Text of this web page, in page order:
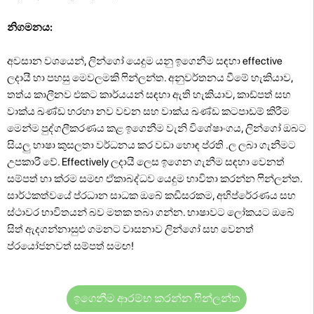
නිගමනය:
අවසාන වශයෙන්, ලින්ගෝ යෙදුම යනු ඉගෙනීම සඳහා effective
ලදායී හා පහසු මෙවලමකි ෆින්ලන්ත. අනුවර්තනය වීමේ හැකියාව,
තත්ය කාලීනව එකට කාර්යයන් සඳහා ඇති හැකියාව, කාඩ්පත් සහ
වාක්ය ඛණ්ඩ හරහා නව වචන සහ වාක්ය ඛණ්ඩ කටපාඩම් කිරීම
මෙන්ම පුද්ගලීකරණය කළ ඉගෙනීම වැනි විශේෂාංගය, ලින්ගෝ ඔබට
සියලු භාෂා කුසලතා වර්ධනය කර වඩා හොඳ ප්රති .ල ලබා ගැනීමට
උපකාරී වේ. Effectively ලදායී ලෙස ඉගෙන ගැනීම සඳහා වෙනත්
සම්පත් හා ක්රම සමඟ ඒකාබද්ධව යෙදුම භාවිතා කරන්න ෆින්ලන්ත.
සාර්ථකත්වයේ ප්රධාන සාධක ඔබේ කඩිසරකම, අභිප්රේරණය සහ
ස්ථාවර භාවිතයන් බව මතක තබා ගන්න. භාෂාවට ලෝකයට ඔබේ
සිත් ඇදගන්නාසුළු ගමනට වාසනාව ලින්ගෝ සහ වෙනත්
ප්රයෝජනවත් සම්පත් සමඟ!
ඉගෙනීම ආරම්භ කරන්න ෆින්ලන්ත